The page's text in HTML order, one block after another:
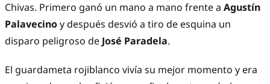
Chivas. Primero ganó un mano a mano frente a Agustín
Palavecinoy después desvió a tiro de esquina un
disparo peligroso de José Paradela.
El guardameta rojiblanco vivía su mejor momento y era